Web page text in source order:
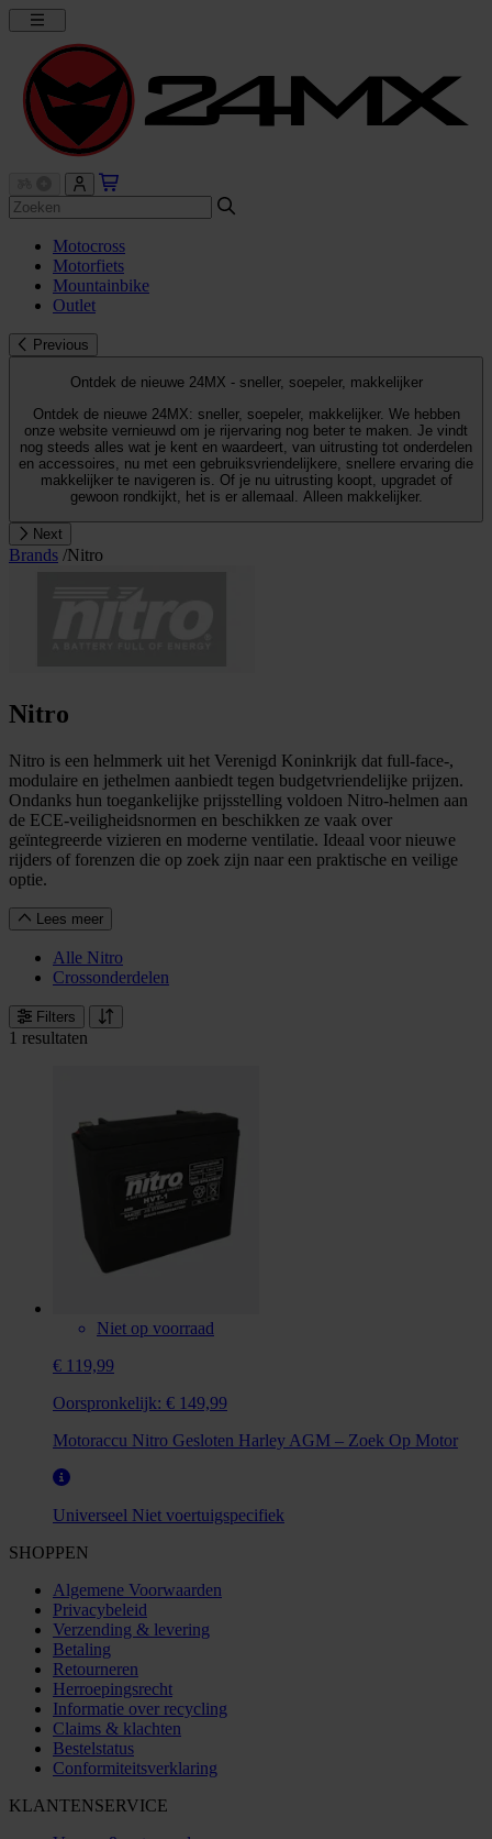
Motocross
Motorfiets
Mountainbike
Outlet
Previous
Ontdek de nieuwe 24MX - sneller, soepeler, makkelijker
Ontdek de nieuwe 24MX: sneller, soepeler, makkelijker. We hebben
onze website vernieuwd om je rijervaring nog beter te maken. Je vindt
nog steeds alles wat je kent en waardeert, van uitrusting tot onderdelen
en accessoires, nu met een gebruiksvriendelijkere, snellere ervaring die
makkelijker te navigeren is. Of je nu uitrusting koopt, upgradet of
gewoon rondkijkt, het is er allemaal. Alleen makkelijker.
Next
Brands /Nitro
Nitro
Nitro is een helmmerk uit het Verenigd Koninkrijk dat full-face-,
modulaire en jethelmen aanbiedt tegen budgetvriendelijke prijzen.
Ondanks hun toegankelijke prijsstelling voldoen Nitro-helmen aan
de ECE-veiligheidsnormen en beschikken ze vaak over
geïntegreerde vizieren en moderne ventilatie. Ideaal voor nieuwe
rijders of forenzen die op zoek zijn naar een praktische en veilige
optie.
Lees meer
Alle Nitro
Crossonderdelen
Filters
1 resultaten
Niet op voorraad
€ 119,99
Oorspronkelijk: € 149,99
Motoraccu Nitro Gesloten Harley AGM – Zoek Op Motor
Universeel Niet voertuigspecifiek
SHOPPEN
Algemene Voorwaarden
Privacybeleid
Verzending & levering
Betaling
Retourneren
Herroepingsrecht
Informatie over recycling
Claims & klachten
Bestelstatus
Conformiteitsverklaring
KLANTENSERVICE